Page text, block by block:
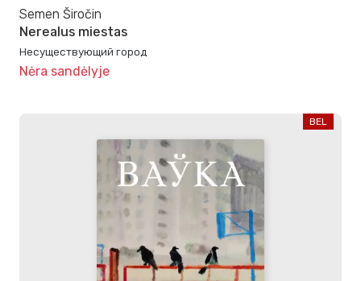
Semen Širočin
Nerealus miestas
Несуществующий город
Nėra sandėlyje
BEL